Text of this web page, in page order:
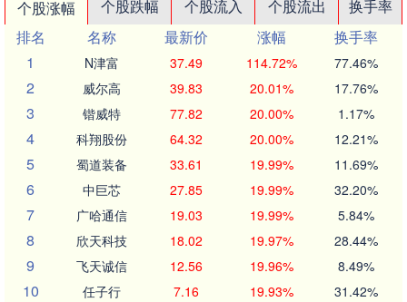
个股涨幅 个股跌幅 个股流入 个股流出
换手率
排名
名称 最新价 涨幅
换手率
1
N津富 37.49 114.72% 77.46%
2 威尔高 39.83 20.01% 17.76%
3 锴威特 77.82 20.00% 1.17%
4 科翔股份 64.32 20.00% 12.21%
5 蜀道装备 33.61 19.99% 11.69%
6 中巨芯 27.85 19.99% 32.20%
7 广哈通信 19.03 19.99% 5.84%
8 欣天科技 18.02 19.97% 28.44%
9 飞天诚信 12.56 19.96% 8.49%
10 任子行 7.16 19.93% 31.42%